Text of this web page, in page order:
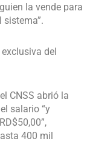
la vende para
sistema”.
del
CNSS abrió la
salario “y
400 mil